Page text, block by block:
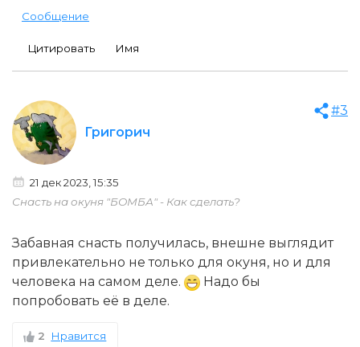
Сообщение
Цитировать Имя
Григорич
#3
21 дек 2023, 15:35
Снасть на окуня "БОМБА" - Как сделать?
Забавная снасть получилась, внешне выглядит
привлекательно не только для окуня, но и для
человека на самом деле.
Надо бы
попробовать её в деле.
2 Нравится